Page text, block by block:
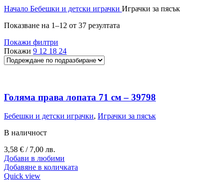
Начало Бебешки и детски играчки Играчки за пясък
Показване на 1–12 от 37 резултата
Покажи филтри
Покажи 9 12 18 24
Голяма права лопата 71 см – 39798
Бебешки и детски играчки, Играчки за пясък
В наличност
3,58 € / 7,00 лв.
Добави в любими
Добавяне в количката
Quick view